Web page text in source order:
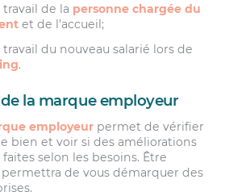
de la personne chargée du
et de l’accueil;
travail du nouveau salarié lors de
.
de la marque employeur
employeur permet de vérifier
bien et voir si des améliorations
selon les besoins. Être
de vous démarquer des